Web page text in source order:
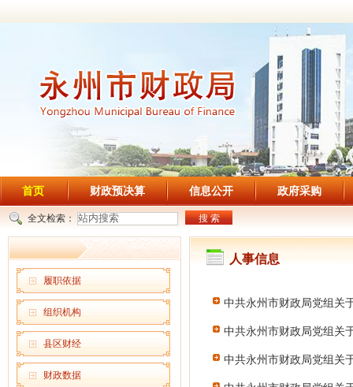
首页 财政预决算 信息公开 政府采购
搜 索
全文检索：
履职依据
组织机构
县区财经
财政数据
人事信息
中共永州市财政局党组关
中共永州市财政局党组关
中共永州市财政局党组关